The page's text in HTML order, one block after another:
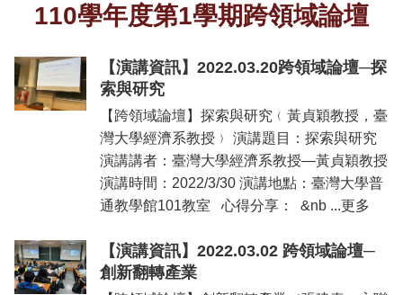
110學年度第1學期跨領域論壇
【演講資訊】2022.03.20跨領域論壇─探
索與研究
【跨領域論壇】探索與研究﹙黃貞穎教授，臺
灣大學經濟系教授﹚ 演講題目：探索與研究
演講講者：臺灣大學經濟系教授—黃貞穎教授
演講時間：2022/3/30 演講地點：臺灣大學普
通教學館101教室 心得分享： &nb ...更多
【演講資訊】2022.03.02 跨領域論壇─
創新翻轉產業